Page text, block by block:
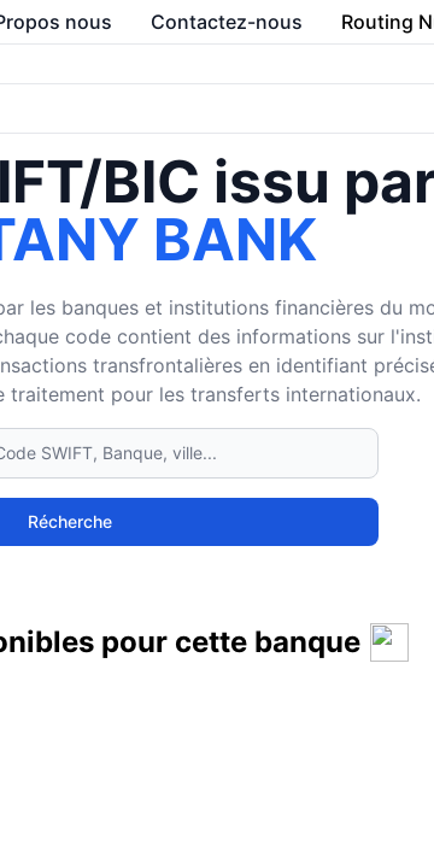
nous Contactez-nous Routing
BIC issu
BANK
les banques et institutions financières du
code contient des informations sur
transfrontalières en identifiant
traitement pour les transferts internationaux.
Récherche
pour cette banque